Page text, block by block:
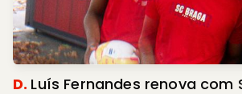
D. Luís Fernandes renova com